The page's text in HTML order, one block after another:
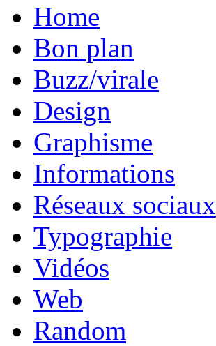
Home
Bon plan
Buzz/virale
Design
Graphisme
Informations
Réseaux sociaux
Typographie
Vidéos
Web
Random